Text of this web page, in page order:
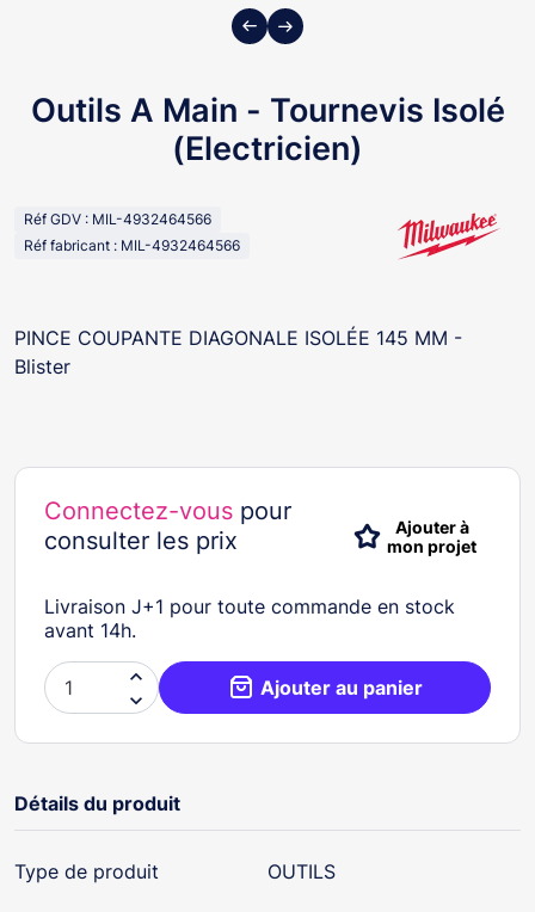
Previous
Next
Outils A Main - Tournevis Isolé
(Electricien)
Réf GDV : MIL-4932464566
Réf fabricant : MIL-4932464566
PINCE COUPANTE DIAGONALE ISOLÉE 145 MM -
Blister
Connectez-vous pour
consulter les prix
Ajouter à
mon projet
Livraison J+1 pour toute commande en stock
avant 14h.

 Ajouter au panier
Détails du produit
Type de produit OUTILS